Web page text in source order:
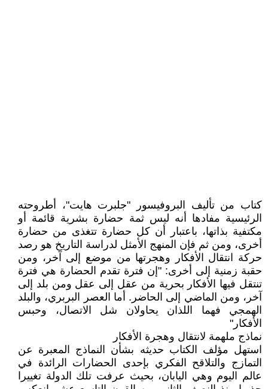
كتاب من تأليف البروفيسور "جلبرت هايت"، أطروحته
الرئيسية مفادها أنه ليس ثمة حضارة بشرية قائمة أو
مكتفية بذاتها، باعتبار أن كل حضارة تتغذى من حضارة
أخرى، ومن ثم فإن المنهج الأمثل لدراسة التاريخ هو رصد
حركة انتقال الأفكار وهجرتها من موضع إلى آخر، ومن
حقبة زمنية إلى أخرى: "إن فترة تقدم الحضارة هي فترة
تنتقل فيها الأفكار بحرية من عقل إلى عقل ومن بلد إلى
آخر، ومن الماضي إلى الحاضر. أما العصر البربري، والبلد
الهمجي فهما اللذان يحاولان شل الاتصال، وحبس
الأفكار"
نماذج ملهمة لانتقال وهجرة الأفكار
استهل مؤلف الكتاب حديثه بشأن النماذج المعبرة عن
التمازج والتلاقح الفكري بإحدى الحضارات الرائدة في
عالم اليوم وهي اليابان، بحيث عرفت تلك الدولة تغييرا